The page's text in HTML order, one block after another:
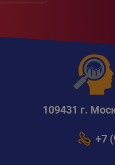
109431 г.
+7